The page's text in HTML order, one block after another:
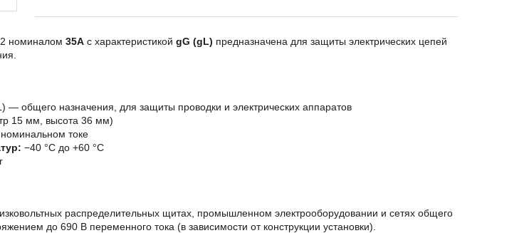
номиналом 35A с характеристикой gG (gL) предназначена для защиты электрических цепей
— общего назначения, для защиты проводки и электрических аппаратов
15 мм, высота 36 мм)
токе
−40 °C до +60 °C
распределительных щитах, промышленном электрооборудовании и сетях общего
до 690 В переменного тока (в зависимости от конструкции установки).